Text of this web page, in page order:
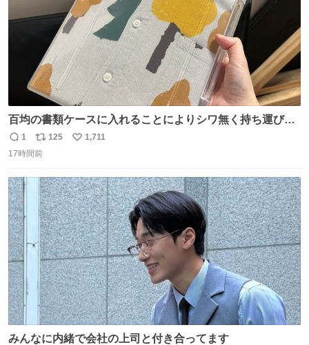
百均の書類ケースに入れることによりシワ無く持ち運びに
成功 いつも劇場のアイロンをお借りしていた ㅤ だいぶ前に
楽屋で誰かが入れているのを見て「真似しよう」と思った
返
信
1
リ
ポ
ト
数
125
い
数
1,711
17時間前
みんなに内緒で会社の上司と付き合ってます